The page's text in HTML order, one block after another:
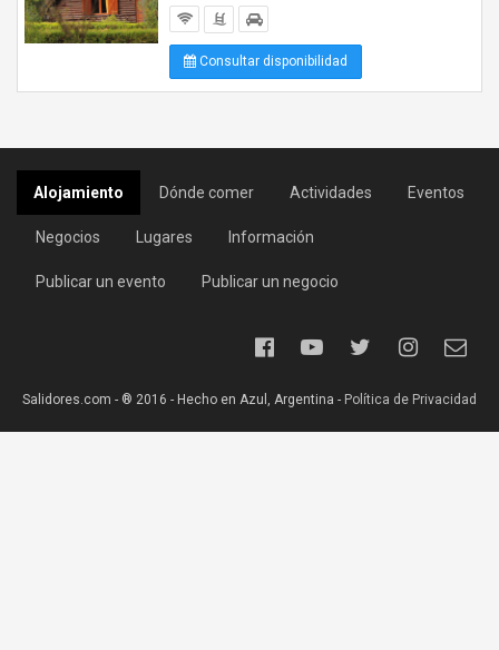
Consultar disponibilidad
Alojamiento Dónde comer Actividades Eventos
Negocios Lugares Información
Publicar un evento Publicar un negocio
Salidores.com - ® 2016 - Hecho en Azul, Argentina - Política de Privacidad